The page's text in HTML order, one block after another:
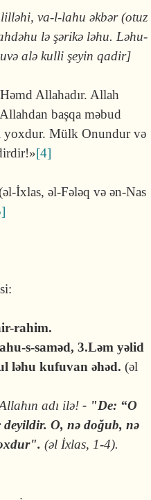
va-l-­lahu əkbər (otuz
lə şərikə ləhu. Ləhu-
alə kulli şeyin qa­dir]
Allahadır. Allah
başqa məbud
yoxdur. Mülk Onundur və
[4]
İxlas, əl-Fələq və ən-Nas
rahim.
s-saməd, 3.Ləm yəlid
ləhu kufuvan əhəd.(əl
adı ilə! - "De: “O
O, nə doğub, nə
(əl İxlas, 1-4).